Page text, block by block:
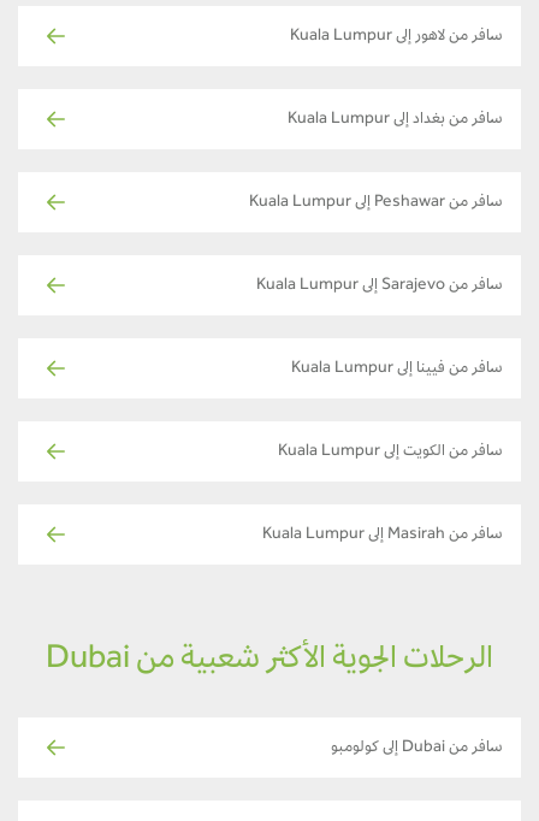
سافر من لاهور إلى Kuala Lumpur
سافر من بغداد إلى Kuala Lumpur
سافر من Peshawar إلى Kuala Lumpur
سافر من Sarajevo إلى Kuala Lumpur
سافر من فيينا إلى Kuala Lumpur
سافر من الكويت إلى Kuala Lumpur
سافر من Masirah إلى Kuala Lumpur
الرحلات الجوية الأكثر شعبية من Dubai
سافر من Dubai إلى كولومبو